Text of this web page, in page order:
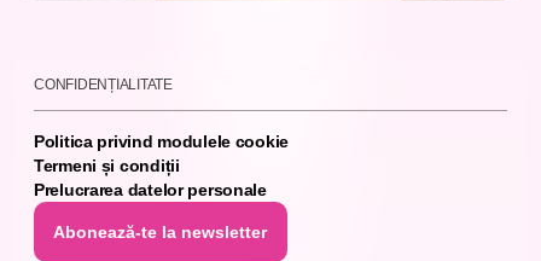
CONFIDENȚIALITATE
Politica privind modulele cookie
Termeni și condiții
Prelucrarea datelor personale
Abonează-te la newsletter